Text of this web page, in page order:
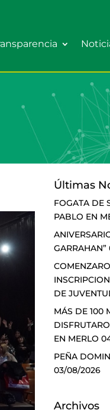
Últimas
FOGATA DE
PABLO EN
GARRAHAN”
DE
MÁS DE 100
EN MERLO
PEÑA
03/08/2026
Archivos